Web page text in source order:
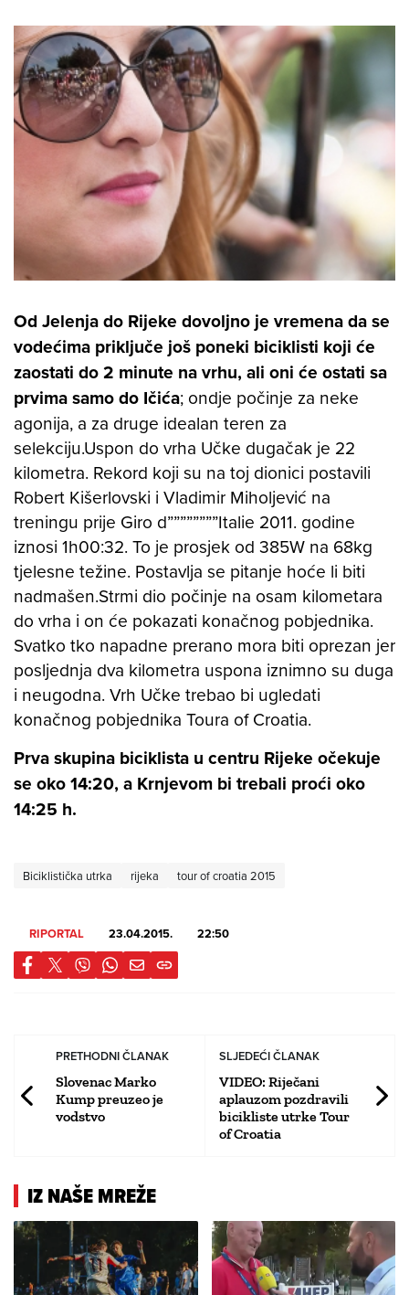
Od Jelenja do Rijeke dovoljno je vremena da se
vodećima priključe još poneki biciklisti koji će
zaostati do 2 minute na vrhu, ali oni će ostati sa
prvima samo do Ičića; ondje počinje za neke
agonija, a za druge idealan teren za
selekciju.Uspon do vrha Učke dugačak je 22
kilometra. Rekord koji su na toj dionici postavili
Robert Kišerlovski i Vladimir Miholjević na
treningu prije Giro d””””””””Italie 2011. godine
iznosi 1h00:32. To je prosjek od 385W na 68kg
tjelesne težine. Postavlja se pitanje hoće li biti
nadmašen.Strmi dio počinje na osam kilometara
do vrha i on će pokazati konačnog pobjednika.
Svatko tko napadne prerano mora biti oprezan jer
posljednja dva kilometra uspona iznimno su duga
i neugodna. Vrh Učke trebao bi ugledati
konačnog pobjednika Toura of Croatia.
Prva skupina biciklista u centru Rijeke očekuje
se oko 14:20, a Krnjevom bi trebali proći oko
14:25 h.
Biciklistička utrka rijeka tour of croatia 2015
RIPORTAL 23.04.2015. 22:50
PRETHODNI ČLANAK
Slovenac Marko
Kump preuzeo je
vodstvo
SLJEDEĆI ČLANAK
VIDEO: Riječani
aplauzom pozdravili
bicikliste utrke Tour
of Croatia
IZ NAŠE MREŽE